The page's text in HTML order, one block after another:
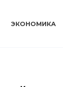
ЭКОНОМИКА